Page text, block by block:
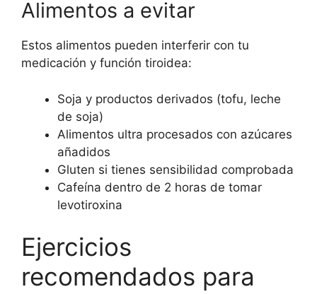
Alimentos a evitar
Estos alimentos pueden interferir con tu
medicación y función tiroidea:
Soja y productos derivados (tofu, leche
de soja)
Alimentos ultra procesados con azúcares
añadidos
Gluten si tienes sensibilidad comprobada
Cafeína dentro de 2 horas de tomar
levotiroxina
Ejercicios
recomendados para